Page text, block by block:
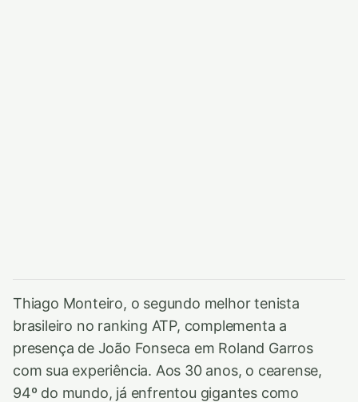
Thiago Monteiro, o segundo melhor tenista
brasileiro no ranking ATP, complementa a
presença de João Fonseca em Roland Garros
com sua experiência. Aos 30 anos, o cearense,
94º do mundo, já enfrentou gigantes como